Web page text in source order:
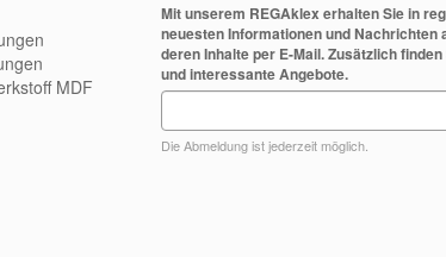
Mit unserem REGAklex erhalten Sie in
neuesten Informationen und Nachrichten
deren Inhalte per E-Mail. Zusätzlich
und interessante Angebote.
Die Abmeldung ist jederzeit möglich.
MDF